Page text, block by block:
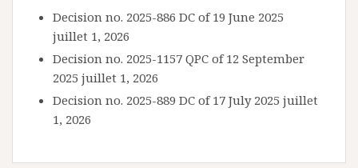
Decision no. 2025-886 DC of 19 June 2025
juillet 1, 2026
Decision no. 2025-1157 QPC of 12 September
2025 juillet 1, 2026
Decision no. 2025-889 DC of 17 July 2025 juillet
1, 2026